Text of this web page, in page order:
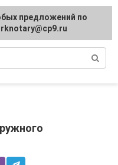
аналоги
предложений по